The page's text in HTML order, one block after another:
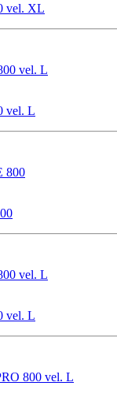
vel. XL
vel. L
vel. L